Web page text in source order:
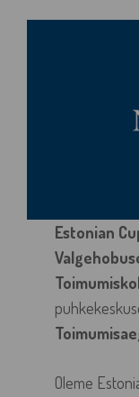
Estonian
Oleme